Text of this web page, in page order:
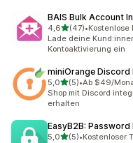
BAIS Bulk Account
4,6von 5 Sternen
(47)
47 Rezensionen
•Kostenlose
Lade deine
Kontoaktivierung ein
miniOrange Discord
5,0von 5 Sternen
(5)
5 Rezensionen
•Ab $49/
Shop mit Discord
erhalten
EasyB2B:
5,0von 5 Sternen
(5)
5 Rezensionen
•Kostenloser